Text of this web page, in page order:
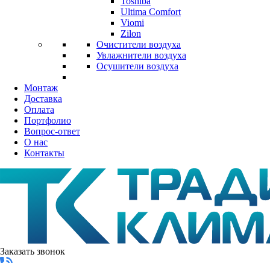
Ultima Comfort
Viomi
Zilon
Очистители воздуха
Увлажнители воздуха
Осушители воздуха
Монтаж
Доставка
Оплата
Портфолио
Вопрос-ответ
О нас
Контакты
Заказать звонок